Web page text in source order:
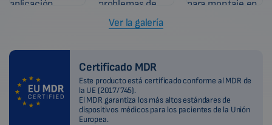
Ver la galería
Certificado MDR
Este producto está certificado conforme al MDR de
la UE (2017/745).
El MDR garantiza los más altos estándares de
dispositivos médicos para los pacientes de la Unión
Europea.